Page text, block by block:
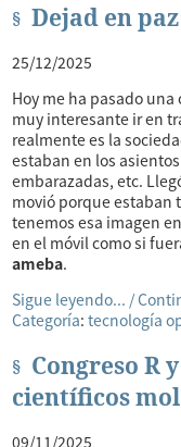
Dejad en
25/12/2025
Hoy me ha pasado una
muy interesante ir en
realmente es la
estaban en los
embarazadas, etc.
movió porque estaban
tenemos esa imagen
en el móvil como si
ameba.
Sigue leyendo... /
Categoría:tecnología
Congreso R
científicos
09/11/2025